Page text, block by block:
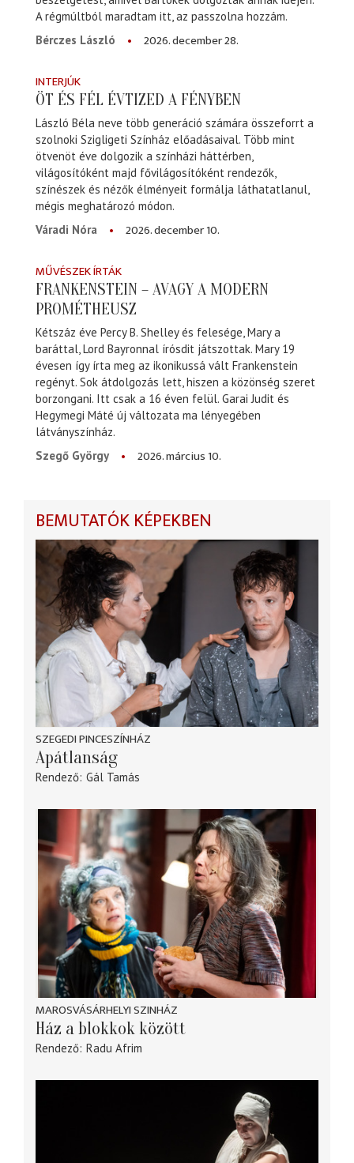
A régmúltból maradtam itt, az passzolna hozzám.
Bérczes László
2026. december 28.
INTERJÚK
ÖT ÉS FÉL ÉVTIZED A FÉNYBEN
László Béla neve több generáció számára összeforrt a
szolnoki Szigligeti Színház előadásaival. Több mint
ötvenöt éve dolgozik a színházi háttérben,
világosítóként majd fővilágosítóként rendezők,
színészek és nézők élményeit formálja láthatatlanul,
mégis meghatározó módon.
Váradi Nóra
2026. december 10.
MŰVÉSZEK ÍRTÁK
FRANKENSTEIN – AVAGY A MODERN
PROMÉTHEUSZ
Kétszáz éve Percy B. Shelley és felesége, Mary a
baráttal, Lord Bayronnal írósdit játszottak. Mary 19
évesen így írta meg az ikonikussá vált Frankenstein
regényt. Sok átdolgozás lett, hiszen a közönség szeret
borzongani. Itt csak a 16 éven felül. Garai Judit és
Hegymegi Máté új változata ma lényegében
látványszínház.
Szegő György
2026. március 10.
BEMUTATÓK KÉPEKBEN
SZEGEDI PINCESZÍNHÁZ
Apátlanság
Rendező Gál Tamás
MAROSVÁSÁRHELYI SZINHÁZ
Ház a blokkok között
Rendező Radu Afrim